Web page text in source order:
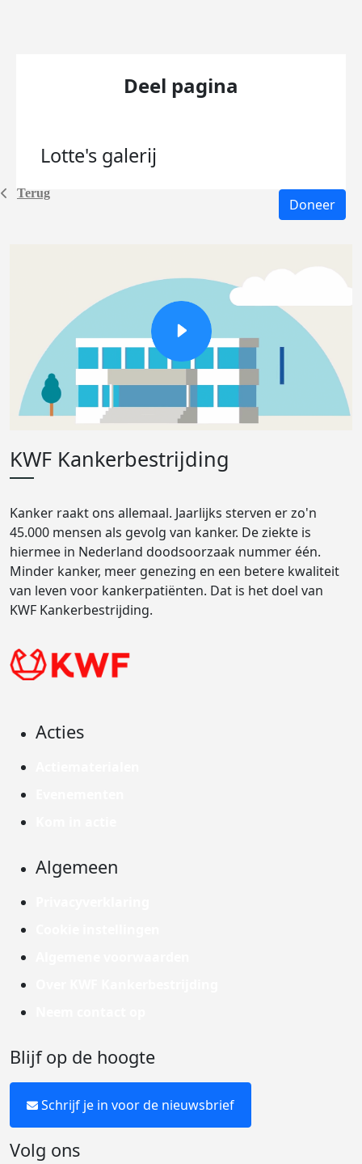
Terug
Deel pagina
Lotte's galerij
Doneer
KWF Kankerbestrijding
Kanker raakt ons allemaal. Jaarlijks sterven er zo'n
45.000 mensen als gevolg van kanker. De ziekte is
hiermee in Nederland doodsoorzaak nummer één.
Minder kanker, meer genezing en een betere kwaliteit
van leven voor kankerpatiënten. Dat is het doel van
KWF Kankerbestrijding.
Acties
Algemeen
Blijf op de hoogte
Schrijf je in voor de nieuwsbrief
Volg ons